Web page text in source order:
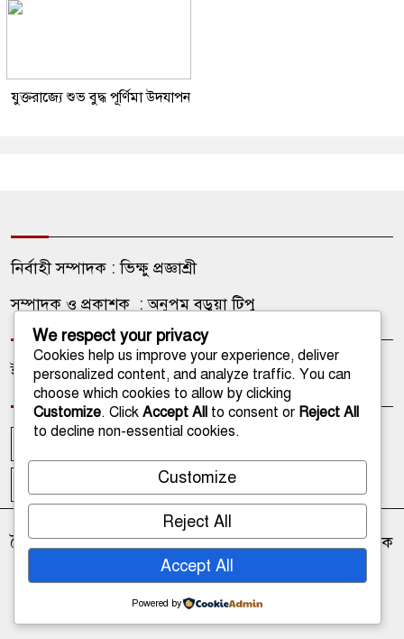
যুক্তরাজ্যে শুভ বুদ্ধ পূর্ণিমা উদযাপন
নির্বাহী সম্পাদক : ভিক্ষু প্রজ্ঞাশ্রী
সম্পাদক ও প্রকাশক : অনুপম বড়ুয়া টিপু
ইমেইল: onlinetathagata@gmail.com
ভিডিও গ্যালারী
দৈনন্দিন বৌদ্ধিক জীবন চর্চা ও সমসাময়িক বিষয়বস্তু ভিত্তিক এক
অনন্য অনলাইন নিউজ পোর্টাল
Theme Developed BYThemesBazar.Com
We respect your privacy
Cookies help us improve your experience, deliver
personalized content, and analyze traffic. You can
choose which cookies to allow by clicking
Customize. Click Accept All to consent or Reject All
to decline non-essential cookies.
Customize
Reject All
Accept All
Powered by